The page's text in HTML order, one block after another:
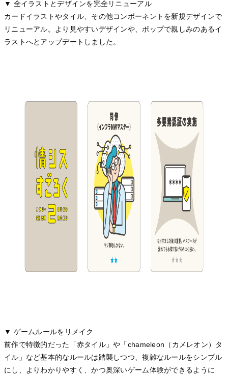
▼ 全イラストとデザインを完全リニューアル
カードイラストやタイル、その他コンポーネントを新規デザインで
リニューアル。より見やすいデザインや、ポップで親しみのあるイ
ラストへとアップデートしました。
▼ ゲームルールをリメイク
前作で特徴的だった「赤タイル」や「chameleon（カメレオン）タ
イル」など基本的なルールは踏襲しつつ、複雑なルールをシンプル
にし、よりわかりやすく、かつ奥深いゲーム体験ができるように